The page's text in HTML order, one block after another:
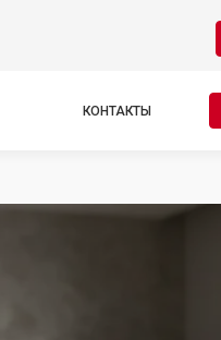
КОНТАКТЫ